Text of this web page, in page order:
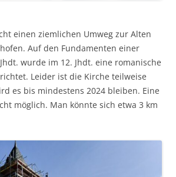
einen ziemlichen Umweg zur Alten
Auf den Fundamenten einer
wurde im 12. Jhdt. eine romanische
Leider ist die Kirche teilweise
es bis mindestens 2024 bleiben. Eine
möglich. Man könnte sich etwa 3 km